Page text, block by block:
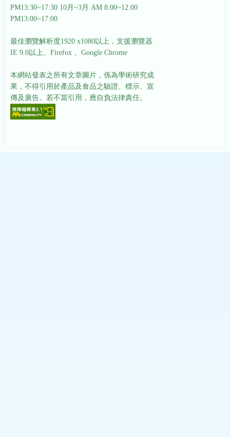
PM13:30~17:30 10月~3月 AM 8:00~12:00
PM13:00~17:00
最佳瀏覽解析度1920 x1080以上，支援瀏覽器
IE 9.0以上、Firefox 、Google Chrome
本網站發表之所有文章圖片，係為學術研究成
果，不得引用於產品及食品之驗證、標示、宣
傳及廣告。若不當引用，應自負法律責任。